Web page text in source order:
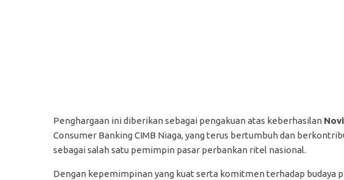
Penghargaan ini diberikan sebagai pengakuan atas keberhasilan
Consumer Banking CIMB Niaga, yang terus bertumbuh dan
sebagai salah satu pemimpin pasar perbankan ritel nasional.
Dengan kepemimpinan yang kuat serta komitmen terhadap budaya